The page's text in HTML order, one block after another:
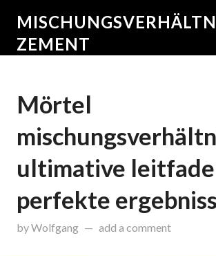
ZEMENT
Mörtel
ultimative
perfekte
byWolfgang onApril 16, 2025
add a comment